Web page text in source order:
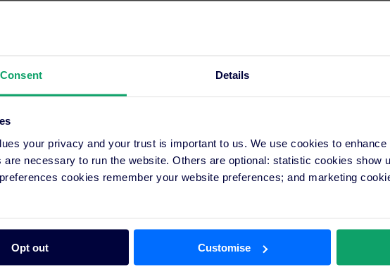
Consent Details
your privacy and your trust is important to us. We use cookies to
are necessary to run the website. Others are optional: statistic cookies show
cookies remember your website preferences; and marketing
Opt out Customise
Um sítio para tudo